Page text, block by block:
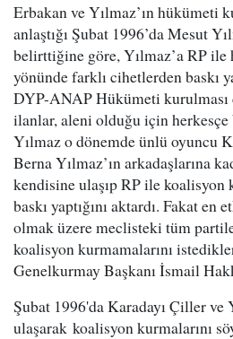
Erbakan ve Yılmaz’ın hükümeti
anlaştığı Şubat 1996’da Mesut
belirttiğine göre, Yılmaz’a RP ile
yönünde farklı cihetlerden baskı
DYP-ANAP Hükümeti kurulması
ilanlar, aleni olduğu için
Yılmaz o dönemde ünlü oyuncu
Berna Yılmaz’ın arkadaşlarına
kendisine ulaşıp RP ile koalisyon
baskı yaptığını aktardı. Fakat
olmak üzere meclisteki tüm
koalisyon kurmamalarını
Genelkurmay Başkanı İsmail
Şubat 1996'da Karadayı Çiller ve
ulaşarak koalisyon kurmalarını